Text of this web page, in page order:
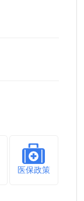
医保政策